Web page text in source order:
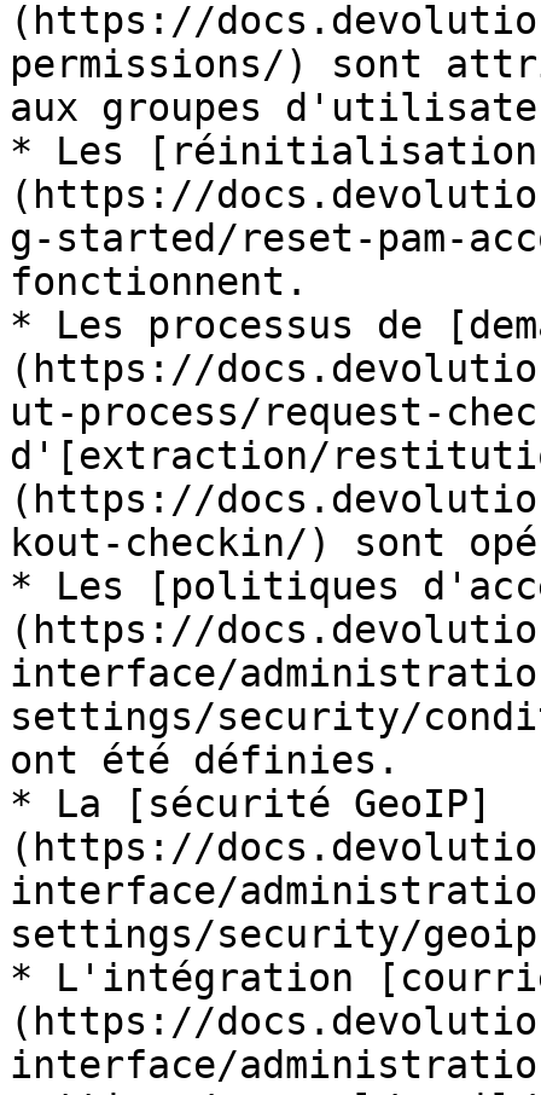
(https://
permissions/) sont
aux groupes
* Les [réinitialisations
(https://
g-started/reset-pam-
fonctionnent.
* Les processus de
(https://
ut-process/request-
d'[extraction/
(https://
kout-checkin/) sont
* Les [politiques
(https://
interface/
settings/security/
ont été définies.
* La [sécurité GeoIP]
(https://
interface/
settings/security/
* L'intégration
(https://
interface/